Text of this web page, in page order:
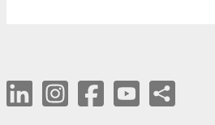
Energieversorgung